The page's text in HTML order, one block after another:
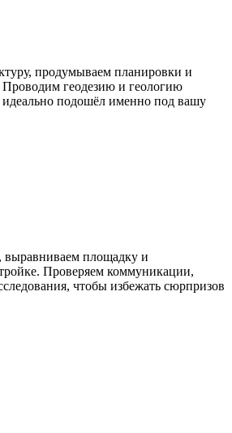
продумываем планировки и
Проводим геодезию и геологию
идеально подошёл именно под вашу
площадку и
Проверяем коммуникации,
чтобы избежать сюрпризов